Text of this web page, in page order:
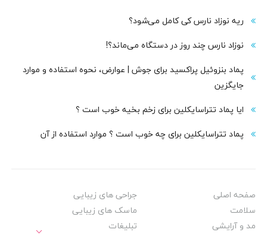
ریه نوزاد نارس کی کامل می‌شود؟
نوزاد نارس چند روز در دستگاه می‌ماند؟!
پماد بنزوئیل پراکسید برای جوش | عوارض، نحوه استفاده و موارد
جایگزین
ایا پماد تتراسایکلین برای زخم بخیه خوب است ؟
پماد تتراسایکلین برای چه خوب است ؟ موارد استفاده از آن
صفحه اصلی
جراحی های زیبایی
سلامت
ماسک های زیبایی
مد و آرایشی
تبلیغات